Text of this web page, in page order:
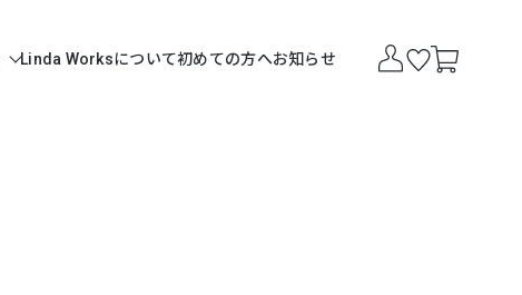
Linda Worksについて初めての方へお知らせ